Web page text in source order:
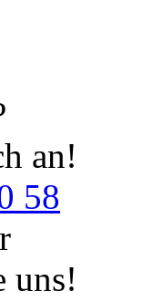
an!
58
uns!